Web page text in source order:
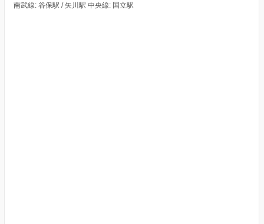
南武線: 谷保駅 / 矢川駅 中央線: 国立駅